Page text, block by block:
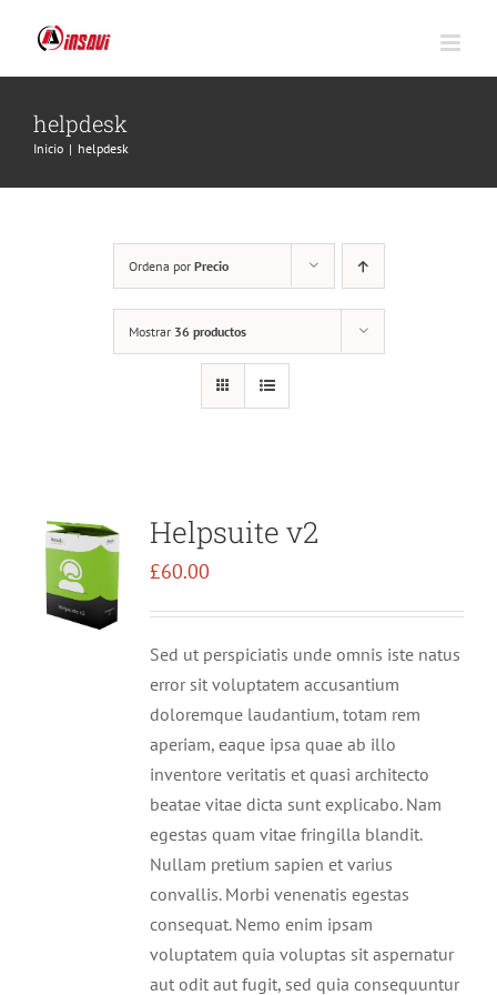
contenido
helpdesk
Inicio | helpdesk
Ordena por Precio
Mostrar 36 productos
Helpsuite v2
£60.00
Sed ut perspiciatis unde omnis iste natus
error sit voluptatem accusantium
doloremque laudantium, totam rem
aperiam, eaque ipsa quae ab illo
inventore veritatis et quasi architecto
beatae vitae dicta sunt explicabo. Nam
egestas quam vitae fringilla blandit.
Nullam pretium sapien et varius
convallis. Morbi venenatis egestas
consequat. Nemo enim ipsam
voluptatem quia voluptas sit aspernatur
aut odit aut fugit, sed quia consequuntur